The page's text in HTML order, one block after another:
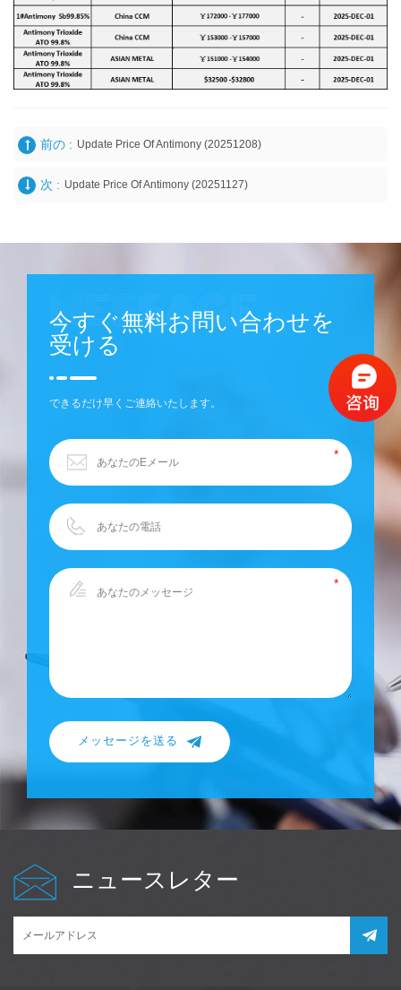
前の : Update Price Of Antimony (20251208)
次 : Update Price Of Antimony (20251127)
今すぐ無料お問い合わせを
受ける
できるだけ早くご連絡いたします。
メッセージを送る
ニュースレター